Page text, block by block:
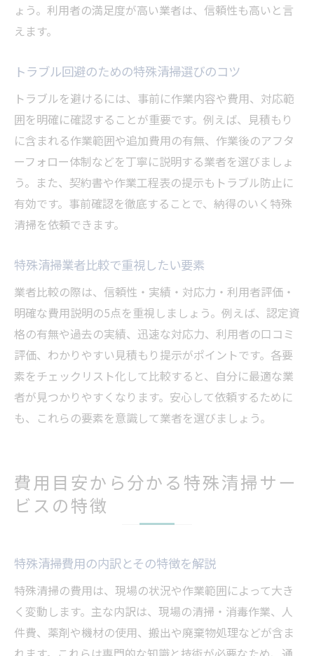
ょう。利用者の満足度が高い業者は、信頼性も高いと言
えます。
トラブル回避のための特殊清掃選びのコツ
トラブルを避けるには、事前に作業内容や費用、対応範
囲を明確に確認することが重要です。例えば、見積もり
に含まれる作業範囲や追加費用の有無、作業後のアフタ
ーフォロー体制などを丁寧に説明する業者を選びましょ
う。また、契約書や作業工程表の提示もトラブル防止に
有効です。事前確認を徹底することで、納得のいく特殊
清掃を依頼できます。
特殊清掃業者比較で重視したい要素
業者比較の際は、信頼性・実績・対応力・利用者評価・
明確な費用説明の5点を重視しましょう。例えば、認定資
格の有無や過去の実績、迅速な対応力、利用者の口コミ
評価、わかりやすい見積もり提示がポイントです。各要
素をチェックリスト化して比較すると、自分に最適な業
者が見つかりやすくなります。安心して依頼するために
も、これらの要素を意識して業者を選びましょう。
費用目安から分かる特殊清掃サー
ビスの特徴
特殊清掃費用の内訳とその特徴を解説
特殊清掃の費用は、現場の状況や作業範囲によって大き
く変動します。主な内訳は、現場の清掃・消毒作業、人
件費、薬剤や機材の使用、搬出や廃棄物処理などが含ま